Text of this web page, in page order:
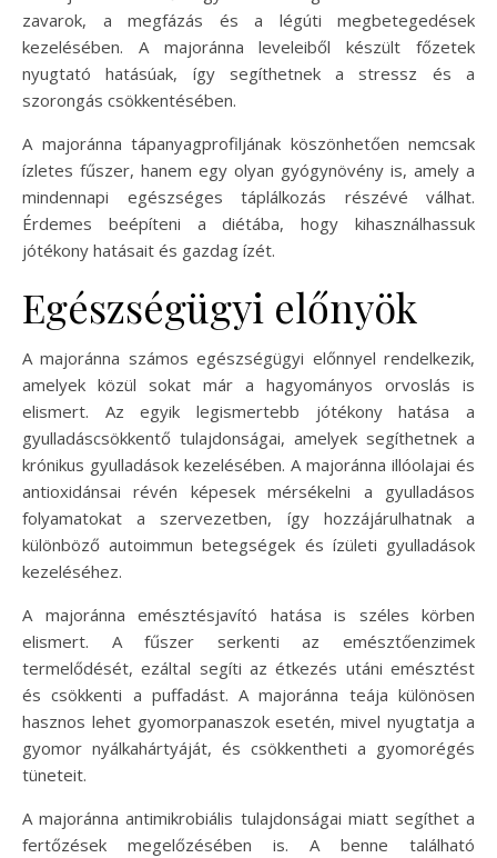
zavarok, a megfázás és a légúti megbetegedések
kezelésében. A majoránna leveleiből készült főzetek
nyugtató hatásúak, így segíthetnek a stressz és a
szorongás csökkentésében.
A majoránna tápanyagprofiljának köszönhetően nemcsak
ízletes fűszer, hanem egy olyan gyógynövény is, amely a
mindennapi egészséges táplálkozás részévé válhat.
Érdemes beépíteni a diétába, hogy kihasználhassuk
jótékony hatásait és gazdag ízét.
Egészségügyi előnyök
A majoránna számos egészségügyi előnnyel rendelkezik,
amelyek közül sokat már a hagyományos orvoslás is
elismert. Az egyik legismertebb jótékony hatása a
gyulladáscsökkentő tulajdonságai, amelyek segíthetnek a
krónikus gyulladások kezelésében. A majoránna illóolajai és
antioxidánsai révén képesek mérsékelni a gyulladásos
folyamatokat a szervezetben, így hozzájárulhatnak a
különböző autoimmun betegségek és ízületi gyulladások
kezeléséhez.
A majoránna emésztésjavító hatása is széles körben
elismert. A fűszer serkenti az emésztőenzimek
termelődését, ezáltal segíti az étkezés utáni emésztést
és csökkenti a puffadást. A majoránna teája különösen
hasznos lehet gyomorpanaszok esetén, mivel nyugtatja a
gyomor nyálkahártyáját, és csökkentheti a gyomorégés
tüneteit.
A majoránna antimikrobiális tulajdonságai miatt segíthet a
fertőzések megelőzésében is. A benne található